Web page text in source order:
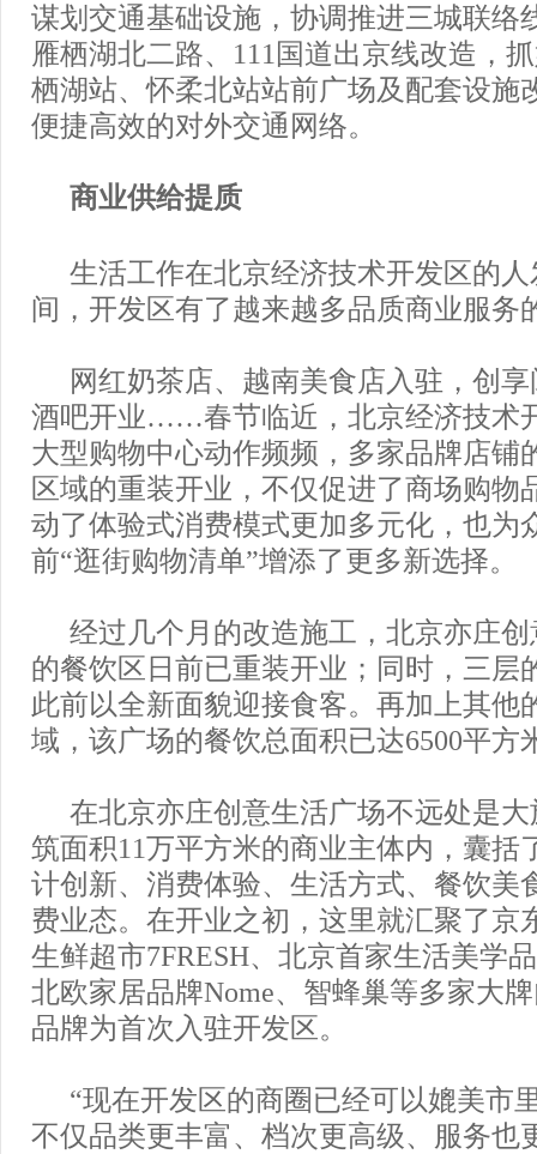
谋划交通基础设施，协调推进三城联络
雁栖湖北二路、111国道出京线改造，
栖湖站、怀柔北站站前广场及配套设施
便捷高效的对外交通网络。
商业供给提质
生活工作在北京经济技术开发区的
间，开发区有了越来越多品质商业服务
网红奶茶店、越南美食店入驻，创
酒吧开业……春节临近，北京经济技术
大型购物中心动作频频，多家品牌店铺
区域的重装开业，不仅促进了商场购物
动了体验式消费模式更加多元化，也为
前“逛街购物清单”增添了更多新选择。
经过几个月的改造施工，北京亦庄
的餐饮区日前已重装开业；同时，三层
此前以全新面貌迎接食客。再加上其他
域，该广场的餐饮总面积已达6500平方
在北京亦庄创意生活广场不远处是
筑面积11万平方米的商业主体内，囊括
计创新、消费体验、生活方式、餐饮美
费业态。在开业之初，这里就汇聚了京
生鲜超市7FRESH、北京首家生活美学
北欧家居品牌Nome、智蜂巢等多家大
品牌为首次入驻开发区。
“现在开发区的商圈已经可以媲美市
不仅品类更丰富、档次更高级、服务也